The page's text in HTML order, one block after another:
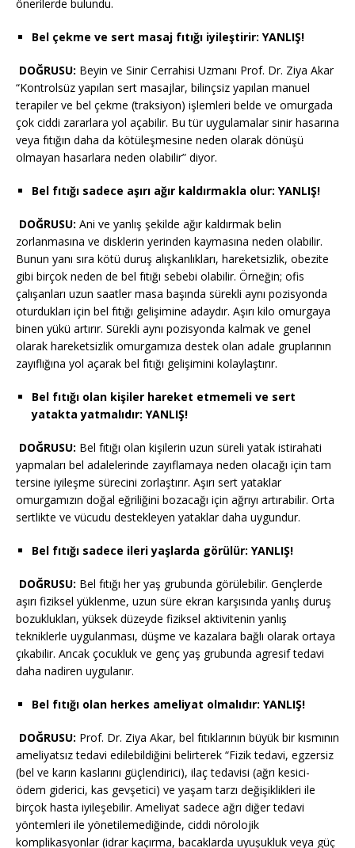
önerilerde bulundu.
Bel çekme ve sert masaj fıtığı iyileştirir: YANLIŞ!
DOĞRUSU: Beyin ve Sinir Cerrahisi Uzmanı Prof. Dr. Ziya Akar
“Kontrolsüz yapılan sert masajlar, bilinçsiz yapılan manuel
terapiler ve bel çekme (traksiyon) işlemleri belde ve omurgada
çok ciddi zararlara yol açabilir. Bu tür uygulamalar sinir hasarına
veya fıtığın daha da kötüleşmesine neden olarak dönüşü
olmayan hasarlara neden olabilir” diyor.
Bel fıtığı sadece aşırı ağır kaldırmakla olur: YANLIŞ!
DOĞRUSU: Ani ve yanlış şekilde ağır kaldırmak belin
zorlanmasına ve disklerin yerinden kaymasına neden olabilir.
Bunun yanı sıra kötü duruş alışkanlıkları, hareketsizlik, obezite
gibi birçok neden de bel fıtığı sebebi olabilir. Örneğin; ofis
çalışanları uzun saatler masa başında sürekli aynı pozisyonda
oturdukları için bel fıtığı gelişimine adaydır. Aşırı kilo omurgaya
binen yükü artırır. Sürekli aynı pozisyonda kalmak ve genel
olarak hareketsizlik omurgamıza destek olan adale gruplarının
zayıflığına yol açarak bel fıtığı gelişimini kolaylaştırır.
Bel fıtığı olan kişiler hareket etmemeli ve sert
yatakta yatmalıdır: YANLIŞ!
DOĞRUSU: Bel fıtığı olan kişilerin uzun süreli yatak istirahati
yapmaları bel adalelerinde zayıflamaya neden olacağı için tam
tersine iyileşme sürecini zorlaştırır. Aşırı sert yataklar
omurgamızın doğal eğriliğini bozacağı için ağrıyı artırabilir. Orta
sertlikte ve vücudu destekleyen yataklar daha uygundur.
Bel fıtığı sadece ileri yaşlarda görülür: YANLIŞ!
DOĞRUSU: Bel fıtığı her yaş grubunda görülebilir. Gençlerde
aşırı fiziksel yüklenme, uzun süre ekran karşısında yanlış duruş
bozuklukları, yüksek düzeyde fiziksel aktivitenin yanlış
tekniklerle uygulanması, düşme ve kazalara bağlı olarak ortaya
çıkabilir. Ancak çocukluk ve genç yaş grubunda agresif tedavi
daha nadiren uygulanır.
Bel fıtığı olan herkes ameliyat olmalıdır: YANLIŞ!
DOĞRUSU: Prof. Dr. Ziya Akar, bel fıtıklarının büyük bir kısmının
ameliyatsız tedavi edilebildiğini belirterek “Fizik tedavi, egzersiz
(bel ve karın kaslarını güçlendirici), ilaç tedavisi (ağrı kesici-
ödem giderici, kas gevşetici) ve yaşam tarzı değişiklikleri ile
birçok hasta iyileşebilir. Ameliyat sadece ağrı diğer tedavi
yöntemleri ile yönetilemediğinde, ciddi nörolojik
komplikasyonlar (idrar kaçırma, bacaklarda uyuşukluk veya güç